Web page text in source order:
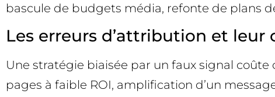
bascule de budgets média, refonte de plans
Les erreurs d’attribution et
Une stratégie biaisée par un faux signal
pages à faible ROI, amplification d’un